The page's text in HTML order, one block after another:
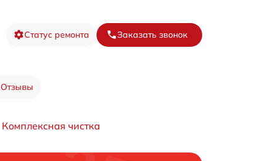
Статус ремонта Заказать звонок
Отзывы
Комплексная чистка